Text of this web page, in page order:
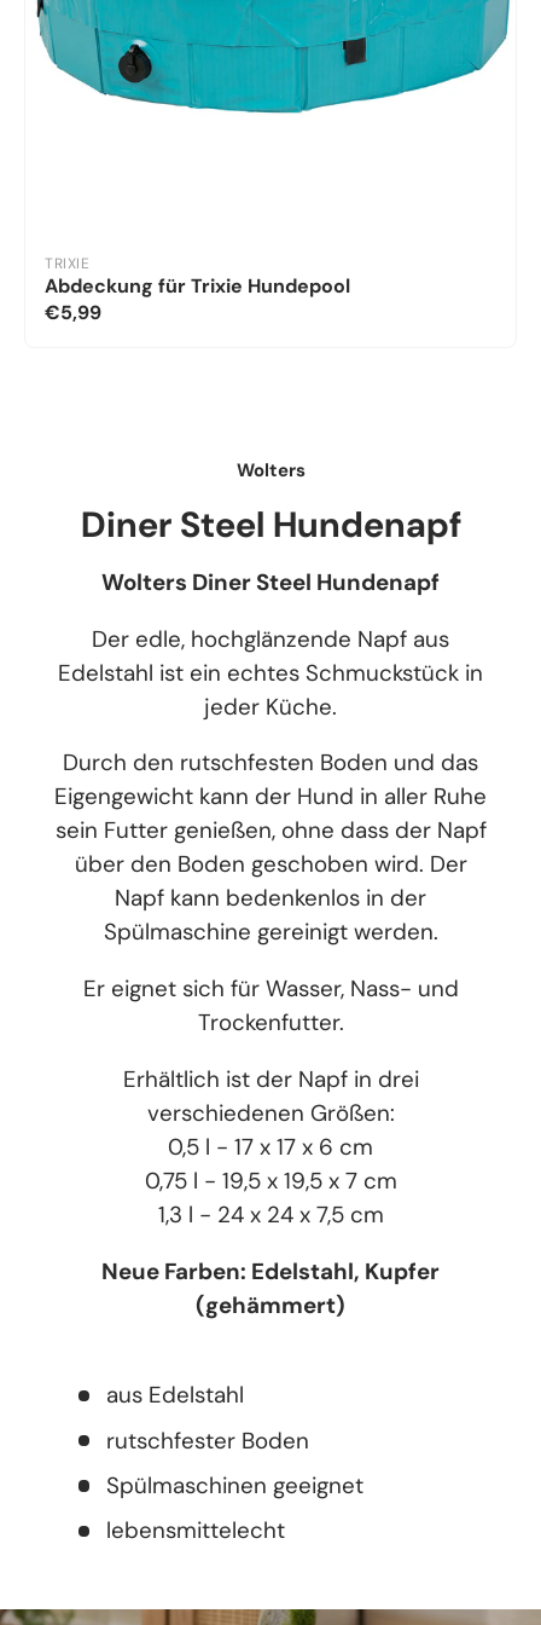
TRIXIE
Abdeckung für Trixie Hundepool
€5,99
Wolters
Diner Steel Hundenapf
Wolters Diner Steel Hundenapf
Der edle, hochglänzende Napf aus
Edelstahl ist ein echtes Schmuckstück in
jeder Küche.
Durch den rutschfesten Boden und das
Eigengewicht kann der Hund in aller Ruhe
sein Futter genießen, ohne dass der Napf
über den Boden geschoben wird. Der
Napf kann bedenkenlos in der
Spülmaschine gereinigt werden.
Er eignet sich für Wasser, Nass- und
Trockenfutter.
Erhältlich ist der Napf in drei
verschiedenen Größen:
0,5 l - 17 x 17 x 6 cm
0,75 l - 19,5 x 19,5 x 7 cm
1,3 l - 24 x 24 x 7,5 cm
Neue Farben: Edelstahl, Kupfer
(gehämmert)
aus Edelstahl
rutschfester Boden
Spülmaschinen geeignet
lebensmittelecht